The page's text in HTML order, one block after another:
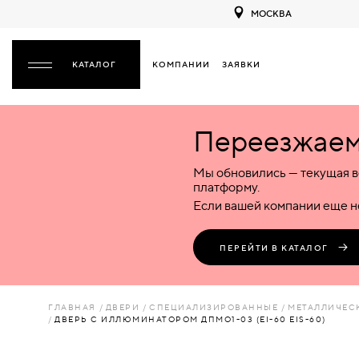
МОСКВА
КОМПАНИИ ЗАЯВКИ
НАЗАД
ПЛАСТИКОВЫЕ
ЛЮКИ
Межкомнатные
Деревянные
Пластиковые
Комбинированные
Входные
Металлические
Пластиковые
Стеклянные
Комбинированные
Специализированные
Металлические
Пластиковые
Стеклянные
Комбинированные
Мы обновились — текущая
платформу.
Если вашей компании еще
ПЕРЕЙТИ В КАТАЛОГ
ГЛАВНАЯ ДВЕРИ СПЕЦИАЛИЗИРОВАННЫЕ
ДВЕРЬ С ИЛЛЮМИНАТОРОМ ДПМО1-03 (EI-60 EIS-60)